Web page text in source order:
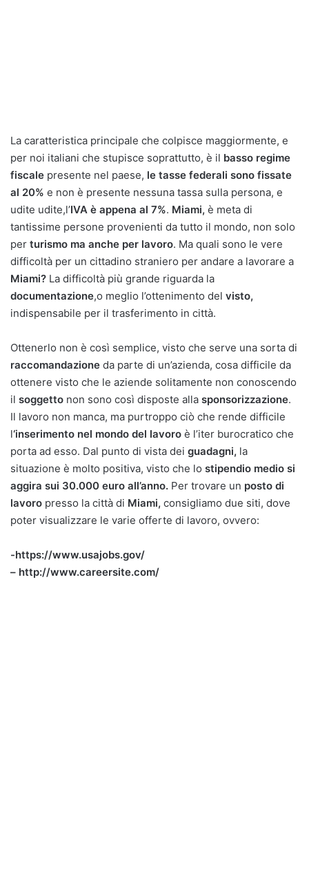
La caratteristica principale che colpisce maggiormente, e
per noi italiani che stupisce soprattutto, è il basso regime
fiscale presente nel paese, le tasse federali sono fissate
al 20% e non è presente nessuna tassa sulla persona, e
udite udite,l’IVA è appena al 7%. Miami, è meta di
tantissime persone provenienti da tutto il mondo, non solo
per turismo ma anche per lavoro. Ma quali sono le vere
difficoltà per un cittadino straniero per andare a lavorare a
Miami? La difficoltà più grande riguarda la
documentazione,o meglio l’ottenimento del visto,
indispensabile per il trasferimento in città.
Ottenerlo non è così semplice, visto che serve una sorta di
raccomandazione da parte di un’azienda, cosa difficile da
ottenere visto che le aziende solitamente non conoscendo
il soggetto non sono così disposte alla sponsorizzazione.
Il lavoro non manca, ma purtroppo ciò che rende difficile
l‘inserimento nel mondo del lavoro è l’iter burocratico che
porta ad esso. Dal punto di vista dei guadagni, la
situazione è molto positiva, visto che lo stipendio medio si
aggira sui 30.000 euro all’anno. Per trovare un posto di
lavoro presso la città di Miami, consigliamo due siti, dove
poter visualizzare le varie offerte di lavoro, ovvero:
-https://www.usajobs.gov/
– http://www.careersite.com/